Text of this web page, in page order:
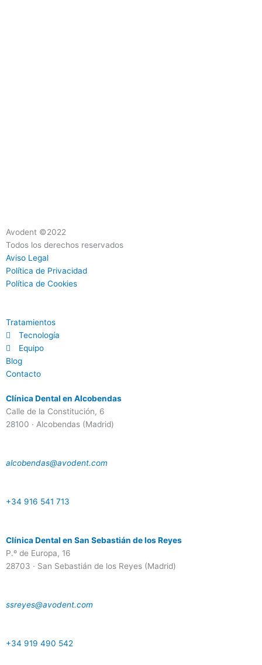
Avodent ©2022
Todos los derechos reservados
Aviso Legal
Política de Privacidad
Política de Cookies
Tratamientos
Tecnología
Equipo
Blog
Contacto
Clínica Dental en Alcobendas
Calle de la Constitución, 6
28100 · Alcobendas (Madrid)
alcobendas@avodent.com
+34 916 541 713
Clínica Dental en San Sebastián de los Reyes
P.º de Europa, 16
28703 · San Sebastián de los Reyes (Madrid)
ssreyes@avodent.com
+34 919 490 542